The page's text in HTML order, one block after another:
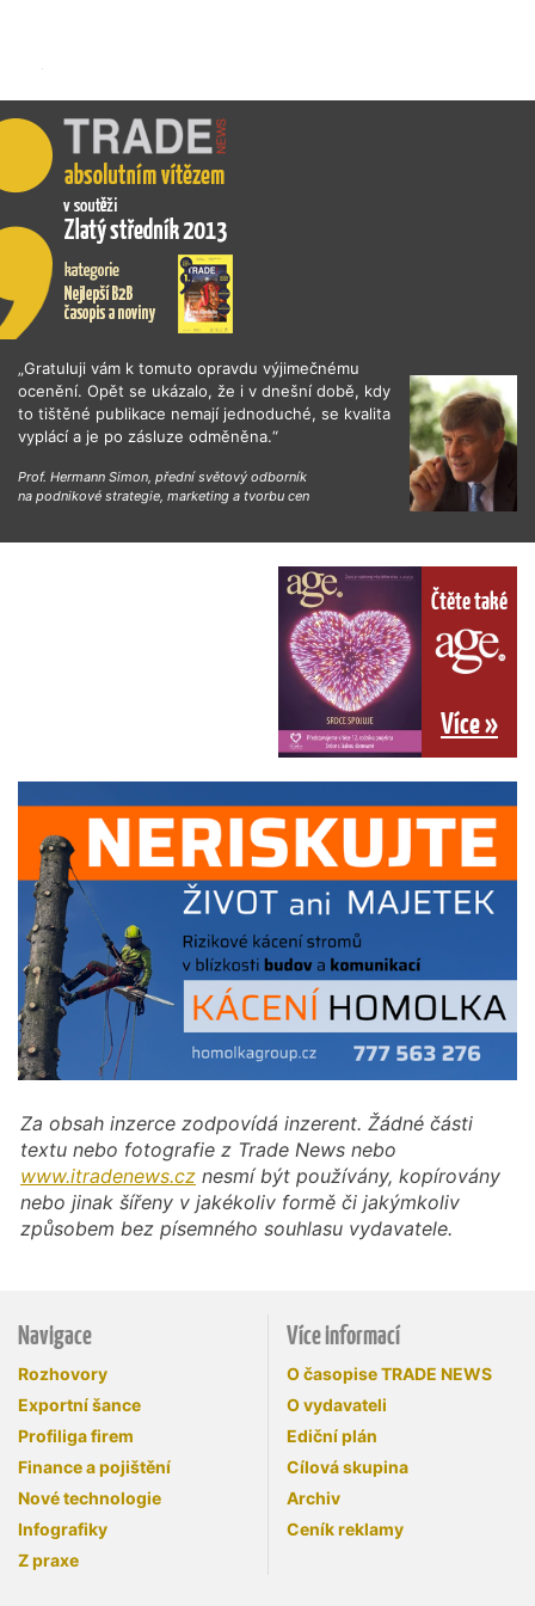
„Gratuluji vám k tomuto opravdu výjimečnému
ocenění. Opět se ukázalo, že i v dnešní době, kdy
to tištěné publikace nemají jednoduché, se kvalita
vyplácí a je po zásluze odměněna.“
Prof. Hermann Simon, přední světový odborník
na podnikové strategie, marketing a tvorbu cen
Čtěte také
Více »
Za obsah inzerce zodpovídá inzerent. Žádné části
textu nebo fotografie z Trade News nebo
www.itradenews.cz nesmí být používány, kopírovány
nebo jinak šířeny v jakékoliv formě či jakýmkoliv
způsobem bez písemného souhlasu vydavatele.
Navigace
Rozhovory
Exportní šance
Profiliga firem
Finance a pojištění
Nové technologie
Infografiky
Z praxe
Více informací
O časopise TRADE NEWS
O vydavateli
Ediční plán
Cílová skupina
Archiv
Ceník reklamy